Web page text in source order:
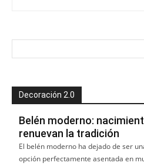
Decoración 2.0
Belén moderno:
renuevan la tradición
El belén moderno ha dejado de ser
opción perfectamente asentada en